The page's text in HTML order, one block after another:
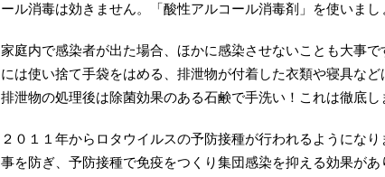
ール消毒は効きません。「酸性アルコール消毒剤」を使いまし
家庭内で感染者が出た場合、ほかに感染させないことも大事
には使い捨て手袋をはめる、排泄物が付着した衣類や寝具など
排泄物の処理後は除菌効果のある石鹸で手洗い！これは徹底し
２０１１年からロタウイルスの予防接種が行われるようにな
事を防ぎ、予防接種で免疫をつくり集団感染を抑える効果が